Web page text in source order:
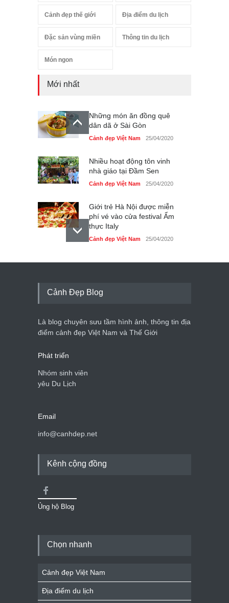
Cảnh đẹp thế giới Địa điểm du lịch
Đặc sản vùng miền Thông tin du lịch
Món ngon
Mới nhất
Những món ăn đồng quê
dân dã ở Sài Gòn
Cảnh đẹp Việt Nam 25/04/2020
Nhiều hoạt động tôn vinh
nhà giáo tại Đầm Sen
Cảnh đẹp Việt Nam 25/04/2020
Giới trẻ Hà Nội được miễn
phí vé vào cửa festival Ẩm
thực Italy
Cảnh đẹp Việt Nam 25/04/2020
Tam giác mạch khoe sắc
du lịch quốc gia
Cảnh đẹp Việt Nam 24/04/2020
Cảnh Đẹp Blog
Là blog chuyên sưu tầm hình ảnh, thông tin địa
điểm cảnh đẹp Việt Nam và Thế Giới
Phát triển
Nhóm sinh viên
yêu Du Lịch
Email
info@canhdep.net
Kênh cộng đồng
Ủng hộ Blog
Chọn nhanh
Cảnh đẹp Việt Nam
Địa điểm du lịch